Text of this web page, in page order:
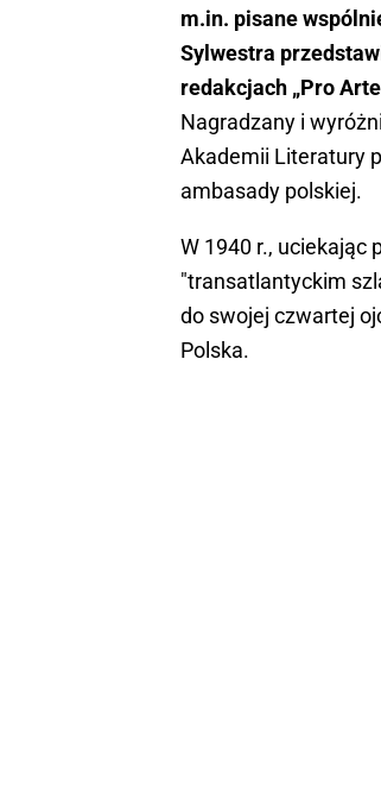
m.in. pisane
Sylwestra
redakcjach „Pro
Nagradzany i
Akademii Literatury
ambasady polskiej.
W 1940 r., uciekając
"transatlantyckim
do swojej czwartej
Polska.